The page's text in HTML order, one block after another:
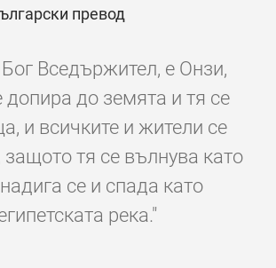
превод
Бог Вседържител, е Онзи,
допира до земята и тя се
и всичките и жители се
тя се вълнува като
се и спада като
река."